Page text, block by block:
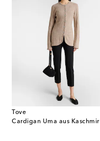
Tove
Cardigan Uma aus Kaschmir